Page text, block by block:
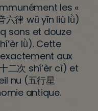
les «
六律 wǔ yīn liù lǜ)
sons et douze
lǜ). Cette
aux
二次 shí’èr cì) et
nu (五行星
antique.